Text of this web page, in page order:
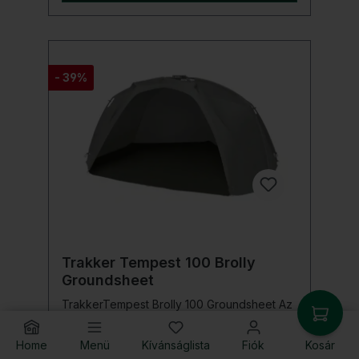
x 35 x 49 cm A rekeszek méretei: 50 x 35 x
érdekében gumírozott neoprén fogantyúk
zsinórvédelemmel Kiváló minőségű
Anaconda cipzárak Összecsukható
mechanizmus a kisebb szállítási méretekhez
Anyaga: 600D nylon Súly: 6,3 kg
- 39%
Trakker Tempest 100 Brolly
Groundsheet
TrakkerTempest Brolly 100 Groundsheet Az
extra erős alap a Tempest Brolly-hoz!A
Tempest Brolly 100 Groundsheet
kifejezetten a Tempest Brolly 100 és 100T
Home Menü Kívánságlista Fiók Kosár